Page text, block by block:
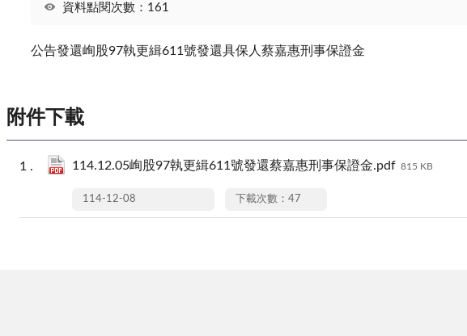
資料點閱次數：161
公告發還峋股97執更緝611號發還具保人蔡嘉惠刑事保證金
附件下載
114.12.05峋股97執更緝611號發還蔡嘉惠刑事保證金.pdf 815 KB
114-12-08 下載次數：47